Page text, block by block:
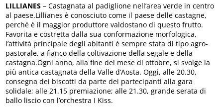
LILLIANES – Castagnata al padiglione nell’area verde in centro
al paese.Lillianes è conosciuto come il paese delle castagne,
perché è il maggior produttore valdostano di questo frutto.
Favorita e costretta dalla sua conformazione morfologica,
l’attività principale degli abitanti è sempre stata di tipo agro-
pastorale, a fianco della coltivazione della segale e della
castagna.Ogni anno, alla fine del mese di ottobre, si svolge la
più antica castagnata della Valle d’Aosta. Oggi, alle 20.30,
consegna dei biscotti da parte dei partecipanti alla gara
solidale; alle 21.15 premiazione; alle 21.30, grande serata di
ballo liscio con l’orchestra I Kiss.